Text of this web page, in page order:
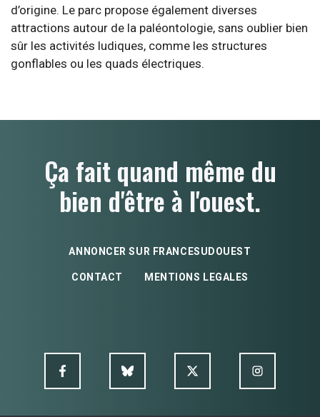
d’origine. Le parc propose également diverses
attractions autour de la paléontologie, sans oublier bien
sûr les activités ludiques, comme les structures
gonflables ou les quads électriques.
Ça fait quand même du
bien d'être à l'ouest.
ANNONCER SUR FRANCESUDOUEST
CONTACT MENTIONS LEGALES